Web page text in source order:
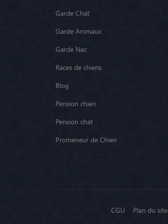
Garde Chat
Garde Animaux
Garde Nac
Races de chiens
Blog
Pension chien
Pension chat
Promeneur de Chien
CGU Plan du site